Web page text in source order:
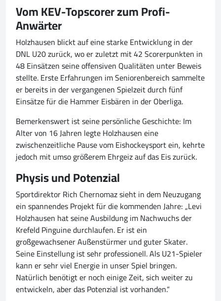
Vom KEV-Topscorer zum Profi-
Anwärter
Holzhausen blickt auf eine starke Entwicklung in der
DNL U20 zurück, wo er zuletzt mit 42 Scorerpunkten in
48 Einsätzen seine offensiven Qualitäten unter Beweis
stellte. Erste Erfahrungen im Seniorenbereich sammelte
er bereits in der vergangenen Spielzeit durch fünf
Einsätze für die Hammer Eisbären in der Oberliga.
Bemerkenswert ist seine persönliche Geschichte: Im
Alter von 16 Jahren legte Holzhausen eine
zwischenzeitliche Pause vom Eishockeysport ein, kehrte
jedoch mit umso größerem Ehrgeiz auf das Eis zurück.
Physis und Potenzial
Sportdirektor Rich Chernomaz sieht in dem Neuzugang
ein spannendes Projekt für die kommenden Jahre: „Levi
Holzhausen hat seine Ausbildung im Nachwuchs der
Krefeld Pinguine durchlaufen. Er ist ein
großgewachsener Außenstürmer und guter Skater.
Seine Einstellung ist sehr professionell. Als U21-Spieler
kann er sehr viel Energie in unser Spiel bringen.
Natürlich benötigt er noch einige Zeit, sich weiter zu
entwickeln, aber das Potenzial ist vorhanden.“